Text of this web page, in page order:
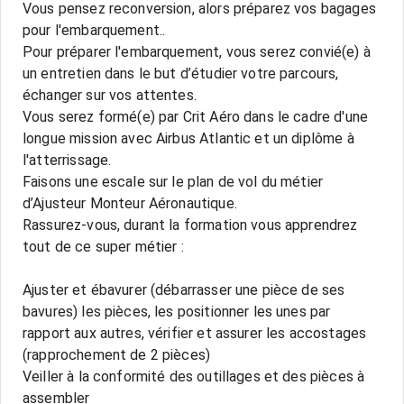
Vous pensez reconversion, alors préparez vos bagages
pour l'embarquement..
Pour préparer l'embarquement, vous serez convié(e) à
un entretien dans le but d’étudier votre parcours,
échanger sur vos attentes.
Vous serez formé(e) par Crit Aéro dans le cadre d'une
longue mission avec Airbus Atlantic et un diplôme à
l'atterrissage.
Faisons une escale sur le plan de vol du métier
d’Ajusteur Monteur Aéronautique.
Rassurez-vous, durant la formation vous apprendrez
tout de ce super métier :
Ajuster et ébavurer (débarrasser une pièce de ses
bavures) les pièces, les positionner les unes par
rapport aux autres, vérifier et assurer les accostages
(rapprochement de 2 pièces)
Veiller à la conformité des outillages et des pièces à
assembler